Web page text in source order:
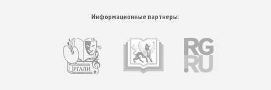
Информационные партнеры: